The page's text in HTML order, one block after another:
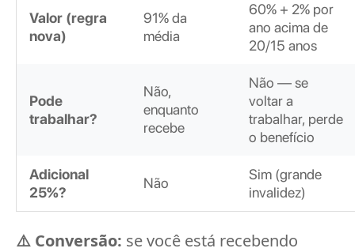
Valor (regra
nova)
91% da
média
60% + 2% por
ano acima de
20/15 anos
Pode
trabalhar?
Não,
enquanto
recebe
Não — se
voltar a
trabalhar, perde
o benefício
Adicional
25%?
Não
Sim (grande
invalidez)
⚠️ Conversão: se você está recebendo